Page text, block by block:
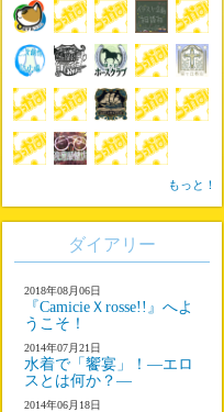
もっと！
ダイアリー
2018年08月06日
『CamicieＸrosse!!』へよ
うこそ！
2014年07月21日
水着で「饗宴」！―エロ
スとは何か？―
2014年06月18日